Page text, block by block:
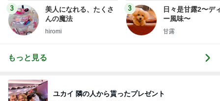
3
美人になれる、たくさ
んの魔法
hiromi
3
日々是甘露2〜デ
ー風味〜
甘露
もっと見る
ユカイ 隣の人から貰ったプレゼント